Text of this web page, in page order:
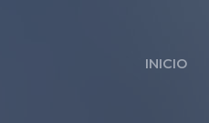
INICIO